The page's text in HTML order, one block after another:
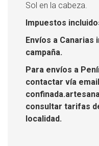
Sol en la cabeza.
Impuestos
Envíos a Canarias
campaña.
Para envíos a
contactar vía
consultar tarifas
localidad.